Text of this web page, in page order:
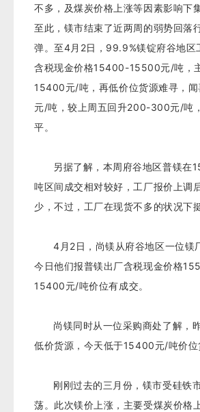
不多，及煤炭价格上涨等因素影响下
至此，镁市结束了近两周的弱势回落
弹。至4月2日，99.9%镁锭府谷地区
含税现金价格15400-15500元/吨，
15400元/吨，再低价位货源难寻，
元/吨，较上周五回升200-300元/吨
平。
另据了解，本周府谷地区普镁
吨区间成交相对较好，工厂报价上调
少，不过，工厂在现货不多的状况下
4月2日，尚镁从府谷地区一位镁
今日他们报普镁出厂含税现金价格
15400元/吨价位有成交。
尚镁同时从一位采购商处了解 ，
低价货源， 今天低于15400元/吨价位
刚刚过去的三月份，镁市受硅铁
荡。 此次镁价上涨，主要受煤炭价格